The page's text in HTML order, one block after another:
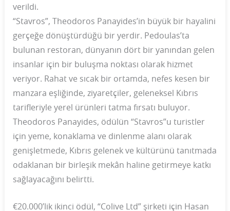
verildi.
“Stavros”, Theodoros Panayides’in büyük bir hayalini
gerçeğe dönüştürdüğü bir yerdir. Pedoulas’ta
bulunan restoran, dünyanın dört bir yanından gelen
insanlar için bir buluşma noktası olarak hizmet
veriyor. Rahat ve sıcak bir ortamda, nefes kesen bir
manzara eşliğinde, ziyaretçiler, geleneksel Kıbrıs
tarifleriyle yerel ürünleri tatma fırsatı buluyor.
Theodoros Panayides, ödülün “Stavros”u turistler
için yeme, konaklama ve dinlenme alanı olarak
genişletmede, Kıbrıs gelenek ve kültürünü tanıtmada
odaklanan bir birleşik mekân haline getirmeye katkı
sağlayacağını belirtti.
€20.000’lik ikinci ödül, “Colive Ltd” şirketi için Hasan